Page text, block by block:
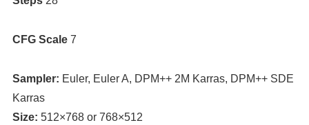
CFG Scale 7
Sampler: Euler, Euler A, DPM++ 2M Karras, DPM++ SDE
Karras
Size: 512×768 or 768×512